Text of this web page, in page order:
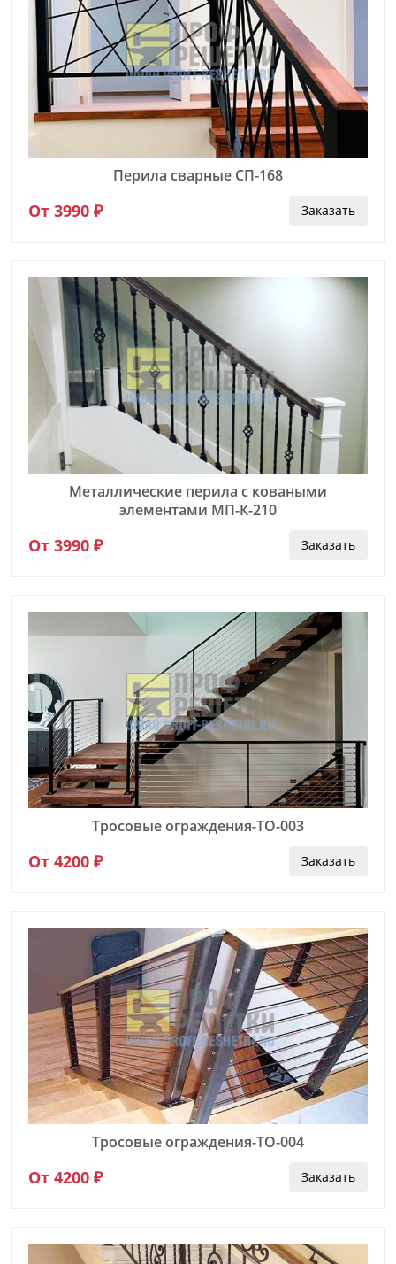
Перила сварные СП-168
От 3990 ₽ Заказать
Металлические перила с коваными
элементами МП-К-210
От 3990 ₽ Заказать
Тросовые ограждения-ТО-003
От 4200 ₽ Заказать
Тросовые ограждения-ТО-004
От 4200 ₽ Заказать